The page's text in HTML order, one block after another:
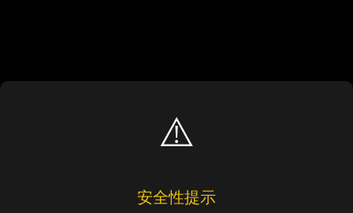
⚠️
安全性提示